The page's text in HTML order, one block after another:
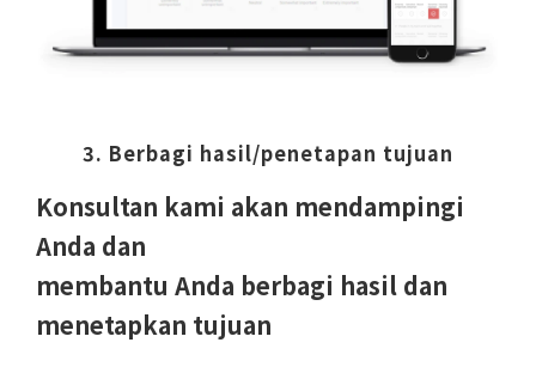
3. Berbagi hasil/penetapan tujuan
Konsultan kami akan mendampingi
Anda dan
membantu Anda berbagi hasil dan
menetapkan tujuan